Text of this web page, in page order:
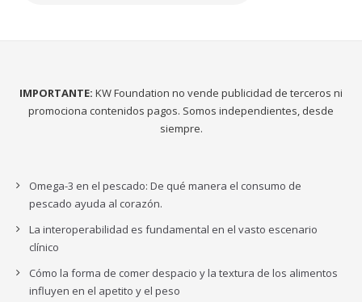
IMPORTANTE: KW Foundation no vende publicidad de terceros ni
promociona contenidos pagos. Somos independientes, desde
siempre.
Omega-3 en el pescado: De qué manera el consumo de
pescado ayuda al corazón.
La interoperabilidad es fundamental en el vasto escenario
clínico
Cómo la forma de comer despacio y la textura de los alimentos
influyen en el apetito y el peso